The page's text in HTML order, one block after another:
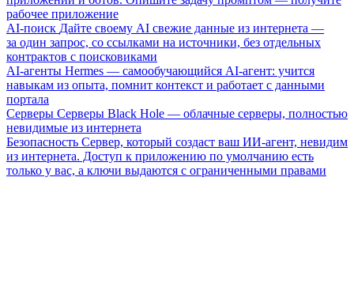
рабочее приложение
AI-поиск Дайте своему AI свежие данные из интернета —
за один запрос, со ссылками на источники, без отдельных
контрактов с поисковиками
AI-агенты Hermes — самообучающийся AI-агент: учится
навыкам из опыта, помнит контекст и работает с данными
портала
Серверы Серверы Black Hole — облачные серверы, полностью
невидимые из интернета
Безопасность Сервер, который создаст ваш ИИ-агент, невидим
из интернета. Доступ к приложению по умолчанию есть
только у вас, а ключи выдаются с ограниченными правами